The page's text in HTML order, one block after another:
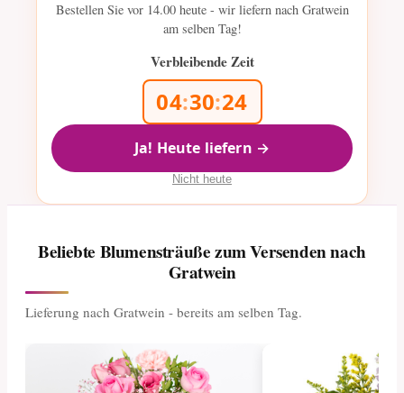
Bestellen Sie vor 14.00heute - wir liefern nach Gratwein
am selben Tag!
Verbleibende Zeit
04:30:23
Ja! Heute liefern →
Nicht heute
Beliebte Blumensträuße zum Versenden nach
Gratwein
Lieferung nach Gratwein - bereits am selben Tag.